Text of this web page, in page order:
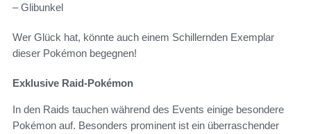
– Glibunkel
Wer Glück hat, könnte auch einem Schillernden Exemplar
dieser Pokémon begegnen!
Exklusive Raid-Pokémon
In den Raids tauchen während des Events einige besondere
Pokémon auf. Besonders prominent ist ein überraschender